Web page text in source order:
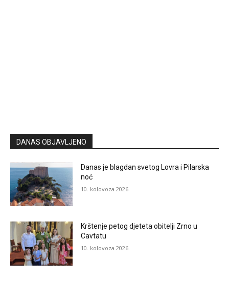
DANAS OBJAVLJENO
Danas je blagdan svetog Lovra i Pilarska
noć
10. kolovoza 2026.
Krštenje petog djeteta obitelji Zrno u
Cavtatu
10. kolovoza 2026.